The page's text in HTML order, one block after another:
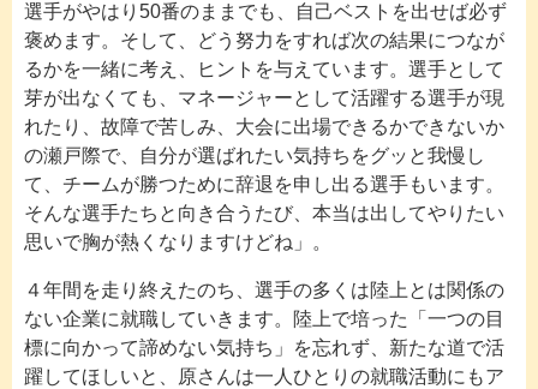
選手がやはり50番のままでも、自己ベストを出せば必ず
褒めます。そして、どう努力をすれば次の結果につなが
るかを一緒に考え、ヒントを与えています。選手として
芽が出なくても、マネージャーとして活躍する選手が現
れたり、故障で苦しみ、大会に出場できるかできないか
の瀬戸際で、自分が選ばれたい気持ちをグッと我慢し
て、チームが勝つために辞退を申し出る選手もいます。
そんな選手たちと向き合うたび、本当は出してやりたい
思いで胸が熱くなりますけどね」。
４年間を走り終えたのち、選手の多くは陸上とは関係の
ない企業に就職していきます。陸上で培った「一つの目
標に向かって諦めない気持ち」を忘れず、新たな道で活
躍してほしいと、原さんは一人ひとりの就職活動にもア